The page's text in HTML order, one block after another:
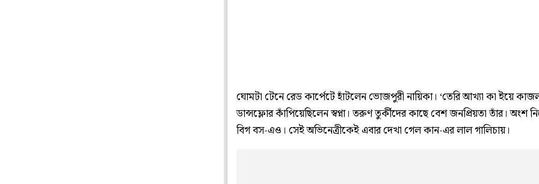
ঘোমটা টেনে রেড কার্পেটে হাঁটলেন ভোজপুরী নায়িকা। ‘তেরি আখ্যা কা ইয়ে
ডান্সফ্লোর কাঁপিয়েছিলেন স্বপ্না। তরুণ তুর্কীদের কাছে বেশ জনপ্রিয়তা তাঁর। অংশ
বিগ বস-এও। সেই অভিনেত্রীকেই এবার দেখা গেল কান-এর লাল গালিচায়।